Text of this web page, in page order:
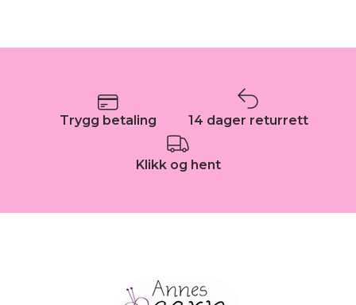
Trygg betaling 14 dager returrett
Klikk og hent